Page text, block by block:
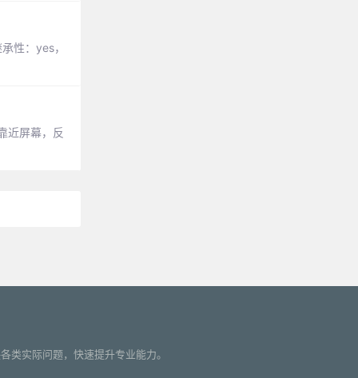
性：yes，
近屏幕，反
实际问题，快速提升专业能力。